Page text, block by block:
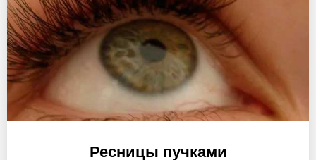
Ресницы пучками